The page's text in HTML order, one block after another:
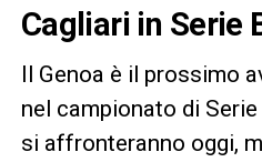
Cagliari in Serie
Il Genoa è il prossimo
nel campionato di
si affronteranno oggi,